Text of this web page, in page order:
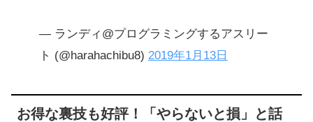
— ランディ@プログラミングするアスリー
ト (@harahachibu8) 2019年1月13日
お得な裏技も好評！「やらないと損」と話